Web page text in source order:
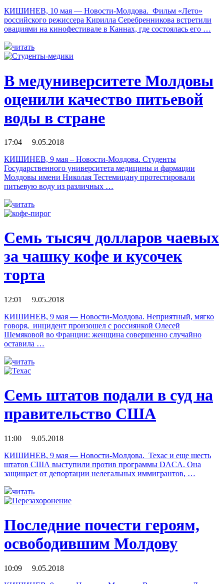
КИШИНЕВ, 10 мая — Новости-Молдова. Фильм «Лето»
российского режиссера Кирилла Серебренникова встретили
овациями на кинофестивале в Каннах, где состоялась его …
читать
В медуниверситете Молдовы
оценили качество питьевой
воды в стране
17:04 9.05.2018
КИШИНЕВ, 9 мая – Новости-Молдова. Cтуденты
Государственного университета медицины и фармации
Молдовы имени Николая Тестемицану протестировали
питьевую воду из различных …
читать
Семь тысяч долларов чаевых
за чашку кофе и кусочек
торта
12:01 9.05.2018
КИШИНЕВ, 9 мая — Новости-Молдова. Неприятный, мягко
говоря, инцидент произошел с россиянкой Олесей
Шемяковой во Франции: женщина совершенно случайно
оставила …
читать
Семь штатов подали в суд на
правительство США
11:00 9.05.2018
КИШИНЕВ, 9 мая — Новости-Молдова. Техас и еще шесть
штатов США выступили против программы DACA. Она
защищает от депортации нелегальных иммигрантов, …
читать
Последние почести героям,
освободившим Молдову
10:09 9.05.2018